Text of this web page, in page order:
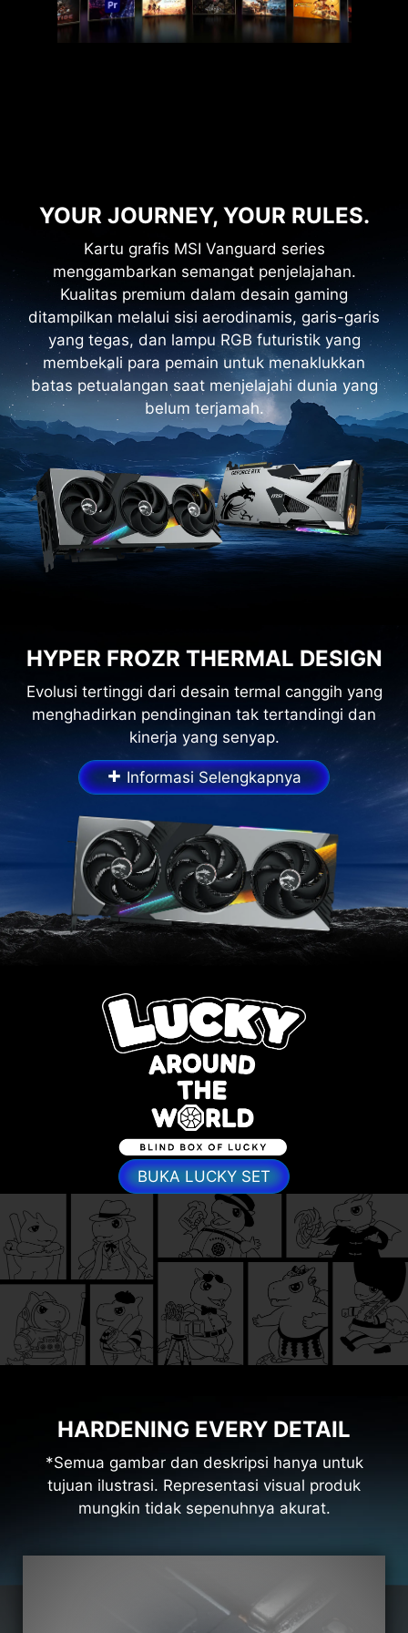
YOUR JOURNEY, YOUR RULES.
Kartu grafis MSI Vanguard series
menggambarkan semangat penjelajahan.
Kualitas premium dalam desain gaming
ditampilkan melalui sisi aerodinamis, garis-garis
yang tegas, dan lampu RGB futuristik yang
membekali para pemain untuk menaklukkan
batas petualangan saat menjelajahi dunia yang
belum terjamah.
HYPER FROZR THERMAL DESIGN
Evolusi tertinggi dari desain termal canggih yang
menghadirkan pendinginan tak tertandingi dan
kinerja yang senyap.
+ Informasi Selengkapnya
BUKA LUCKY SET
HARDENING EVERY DETAIL
*Semua gambar dan deskripsi hanya untuk
tujuan ilustrasi. Representasi visual produk
mungkin tidak sepenuhnya akurat.